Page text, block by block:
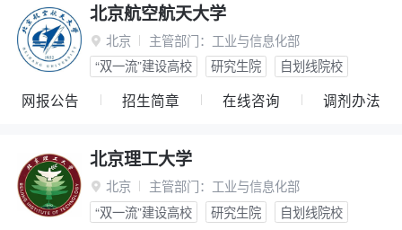
北京航空航天大学
 北京 主管部门： 工业与信息化部
“双一流”建设高校
研究生院 自划线院校
网报公告 招生简章 在线咨询 调剂办法
北京理工大学
 北京 主管部门： 工业与信息化部
“双一流”建设高校
研究生院 自划线院校